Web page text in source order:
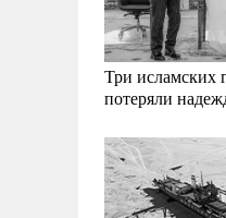
Три исламских
потеряли